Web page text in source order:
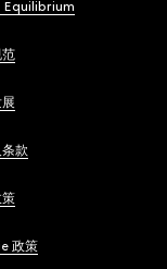
Equilibrium
款
政策